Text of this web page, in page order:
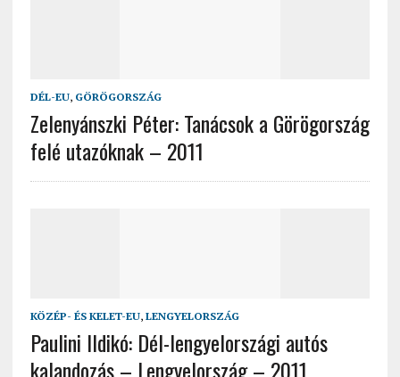
DÉL-EU, GÖRÖGORSZÁG
Zelenyánszki Péter: Tanácsok a Görögország
felé utazóknak – 2011
KÖZÉP- ÉS KELET-EU, LENGYELORSZÁG
Paulini Ildikó: Dél-lengyelországi autós
kalandozás – Lengyelország – 2011